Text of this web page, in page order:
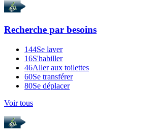
Recherche par besoins
144Se laver
16S'habiller
46Aller aux toilettes
60Se transférer
80Se déplacer
Voir tous